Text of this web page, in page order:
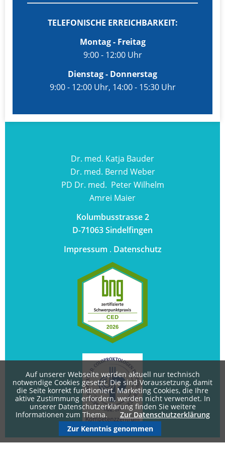
TELEFONISCHE ERREICHBARKEIT:
Montag - Freitag
9:00 - 12:00 Uhr
Dienstag - Donnerstag
9:00 - 12:00 Uhr, 14:00 - 15:30 Uhr
Dr. med. Katja Bauder
Dr. med. Bernd Weber
PD Dr. med. Peter Wilhelm
Amrei Maier
Kolumbusstrasse 2
D-71063 Sindelfingen
Impressum . Datenschutz
Auf unserer Webseite werden aktuell nur technisch
notwendige Cookies gesetzt. Die sind Voraussetzung, damit
die Seite korrekt funktioniert. Marketing Cookies, die Ihre
aktive Zustimmung erfordern, werden nicht verwendet. In
unserer Datenschutzerklärung finden Sie weitere
Informationen zum Thema.
Zur Datenschutzerklärung
Zur Kenntnis genommen